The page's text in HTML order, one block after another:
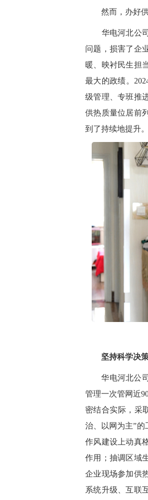
然而，办好供
华电河北公司
问题，损害了企
暖、映衬民生担
最大的政绩。
级管理、专班推
供热质量位居前
到了持续地提升。
坚持科学决
华电河北公司
管理一次管网近
密结合实际，采
治、以网为主”的
作风建设上动真
作用；抽调区域
企业现场参加供
系统升级、互联